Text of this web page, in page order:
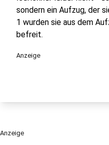
sondern ein Aufzug, der
1 wurden sie aus dem
befreit.
Anzeige
Anzeige